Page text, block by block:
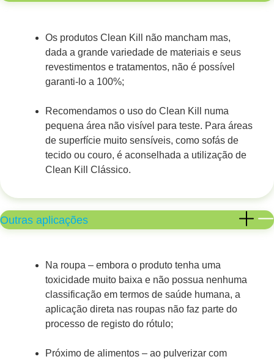
Os produtos Clean Kill não mancham mas,
dada a grande variedade de materiais e seus
revestimentos e tratamentos, não é possível
garanti-lo a 100%;
Recomendamos o uso do Clean Kill numa
pequena área não visível para teste. Para áreas
de superfície muito sensíveis, como sofás de
tecido ou couro, é aconselhada a utilização de
Clean Kill Clássico.
Outras aplicações
Na roupa – embora o produto tenha uma
toxicidade muito baixa e não possua nenhuma
classificação em termos de saúde humana, a
aplicação direta nas roupas não faz parte do
processo de registo do rótulo;
Próximo de alimentos – ao pulverizar com